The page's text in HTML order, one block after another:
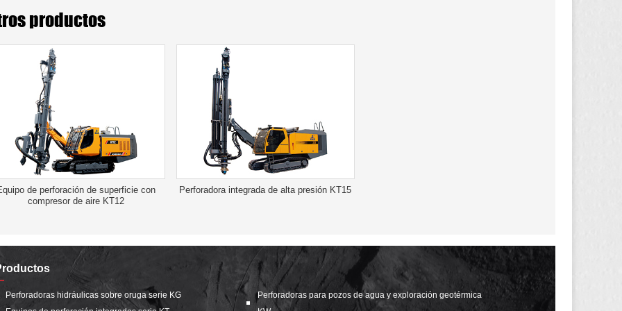
productos
de perforación de superficie con
compresor de aire KT12
Perforadora integrada de alta presión KT15
Perforadoras hidráulicas sobre oruga serie KG
Perforadoras para pozos de agua y exploración geotérmica